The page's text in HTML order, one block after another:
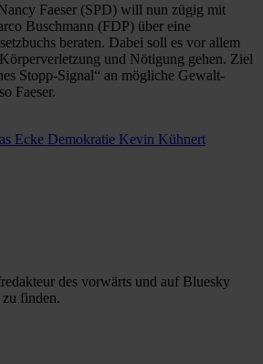
Faeser (SPD) will nun zügig mit
Buschmann (FDP) über eine
beraten. Dabei soll es vor allem
und Nötigung gehen. Ziel
Stopp-Signal“ an mögliche Gewalt-
Faeser.
Ecke Demokratie Kevin Kühnert
des vorwärts und auf Bluesky
finden.